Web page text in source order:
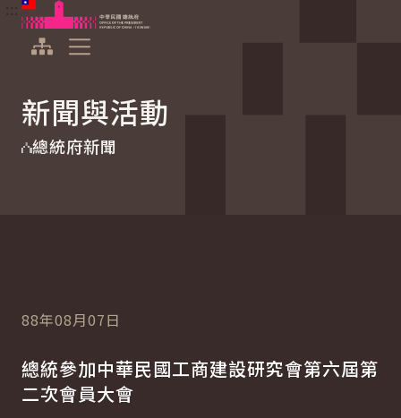
跳到主要內容
中華民國總統府
新聞與活動
總統府新聞
88年08月07日
總統參加中華民國工商建設研究會第六屆第
二次會員大會